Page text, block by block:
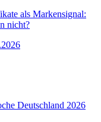
als Markensignal:
nicht?
Deutschland 2026